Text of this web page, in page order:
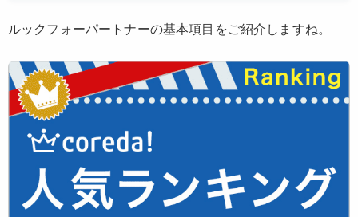
ルックフォーパートナーの基本項目をご紹介しますね。